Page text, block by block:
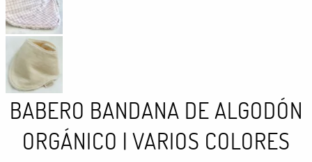
BABERO BANDANA DE ALGODÓN
ORGÁNICO | VARIOS COLORES